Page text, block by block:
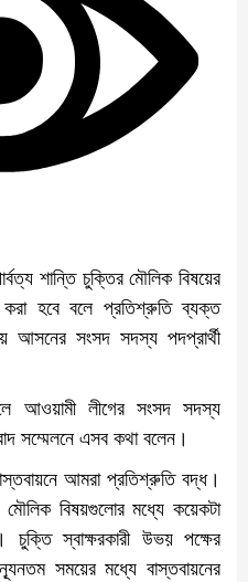
শান্তি চুক্তির মৌলিক বিষয়ের
করা হবে বলে প্রতিশ্রুতি ব্যক্ত
আসনের সংসদ সদস্য পদপ্রার্থী
আওয়ামী লীগের সংসদ সদস্য
সম্মেলনে এসব কথা বলেন।
আমরা প্রতিশ্রুতি বদ্ধ।
বিষয়গুলোর মধ্যে কয়েকটা
চুক্তি স্বাক্ষরকারী উভয় পক্ষের
সময়ের মধ্যে বাস্তবায়নের